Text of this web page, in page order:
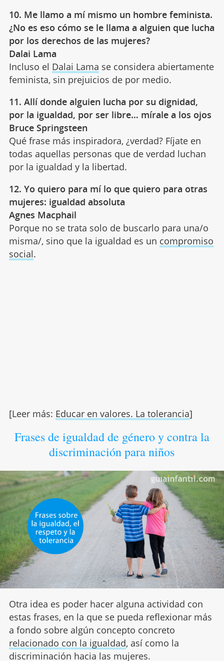
10. Me llamo a mí mismo un hombre feminista.
¿No es eso cómo se le llama a alguien que lucha
por los derechos de las mujeres?
Dalai Lama
Incluso el Dalai Lama se considera abiertamente
feminista, sin prejuicios de por medio.
11. Allí donde alguien lucha por su dignidad,
por la igualdad, por ser libre… mírale a los ojos
Bruce Springsteen
Qué frase más inspiradora, ¿verdad? Fíjate en
todas aquellas personas que de verdad luchan
por la igualdad y la libertad.
12. Yo quiero para mí lo que quiero para otras
mujeres: igualdad absoluta
Agnes Macphail
Porque no se trata solo de buscarlo para una/o
misma/, sino que la igualdad es un compromiso
social.
[Leer más: Educar en valores. La tolerancia]
Frases de igualdad de género y contra la
discriminación para niños
Otra idea es poder hacer alguna actividad con
estas frases, en la que se pueda reflexionar más
a fondo sobre algún concepto concreto
relacionado con la igualdad, así como la
discriminación hacia las mujeres.